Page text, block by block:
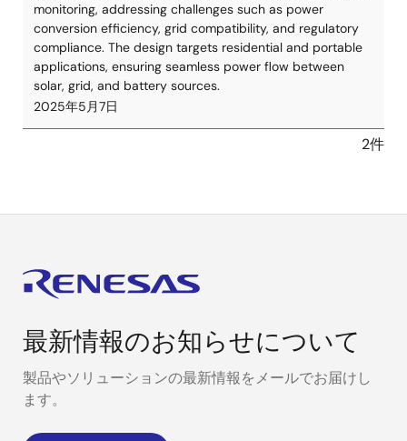
monitoring, addressing challenges such as power
conversion efficiency, grid compatibility, and regulatory
compliance. The design targets residential and portable
applications, ensuring seamless power flow between
solar, grid, and battery sources.
2025年5月7日
2件
最新情報のお知らせについて
製品やソリューションの最新情報をメールでお届けし
ます。